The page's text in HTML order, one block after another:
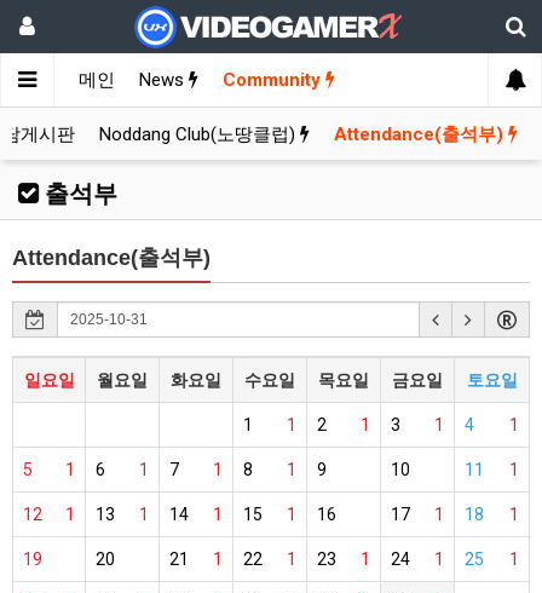
메인 News Community
게시판 Noddang Club(노땅클럽) Attendance(출석부)
출석부
Attendance(출석부)
일요일 월요일 화요일 수요일 목요일 금요일 토요일
1
1 1
2 1
3 1
4
1
5 1
6 1
7 1
8 9 10 1
11
1
12 1
13 1
14 1
15 16 1
17 1
18
19 20 1
21 1
22 1
23 1
24 1
25